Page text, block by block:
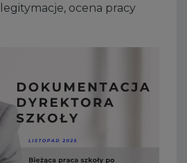
ocena pracy